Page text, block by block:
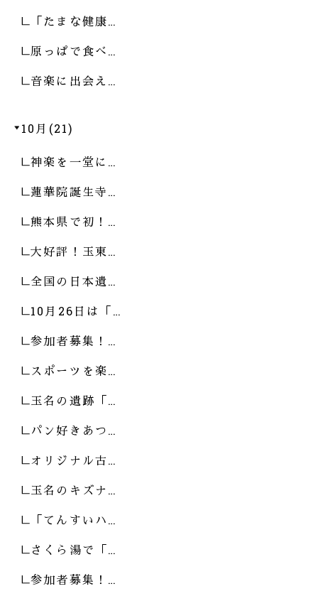
「たまな健康…
原っぱで食べ…
音楽に出会え…
10月(21)
神楽を一堂に…
蓮華院誕生寺…
熊本県で初！…
大好評！玉東…
全国の日本遺…
10月26日は「…
参加者募集！…
スポーツを楽…
玉名の遺跡「…
パン好きあつ…
オリジナル古…
玉名のキズナ…
「てんすいハ…
さくら湯で「…
参加者募集！…